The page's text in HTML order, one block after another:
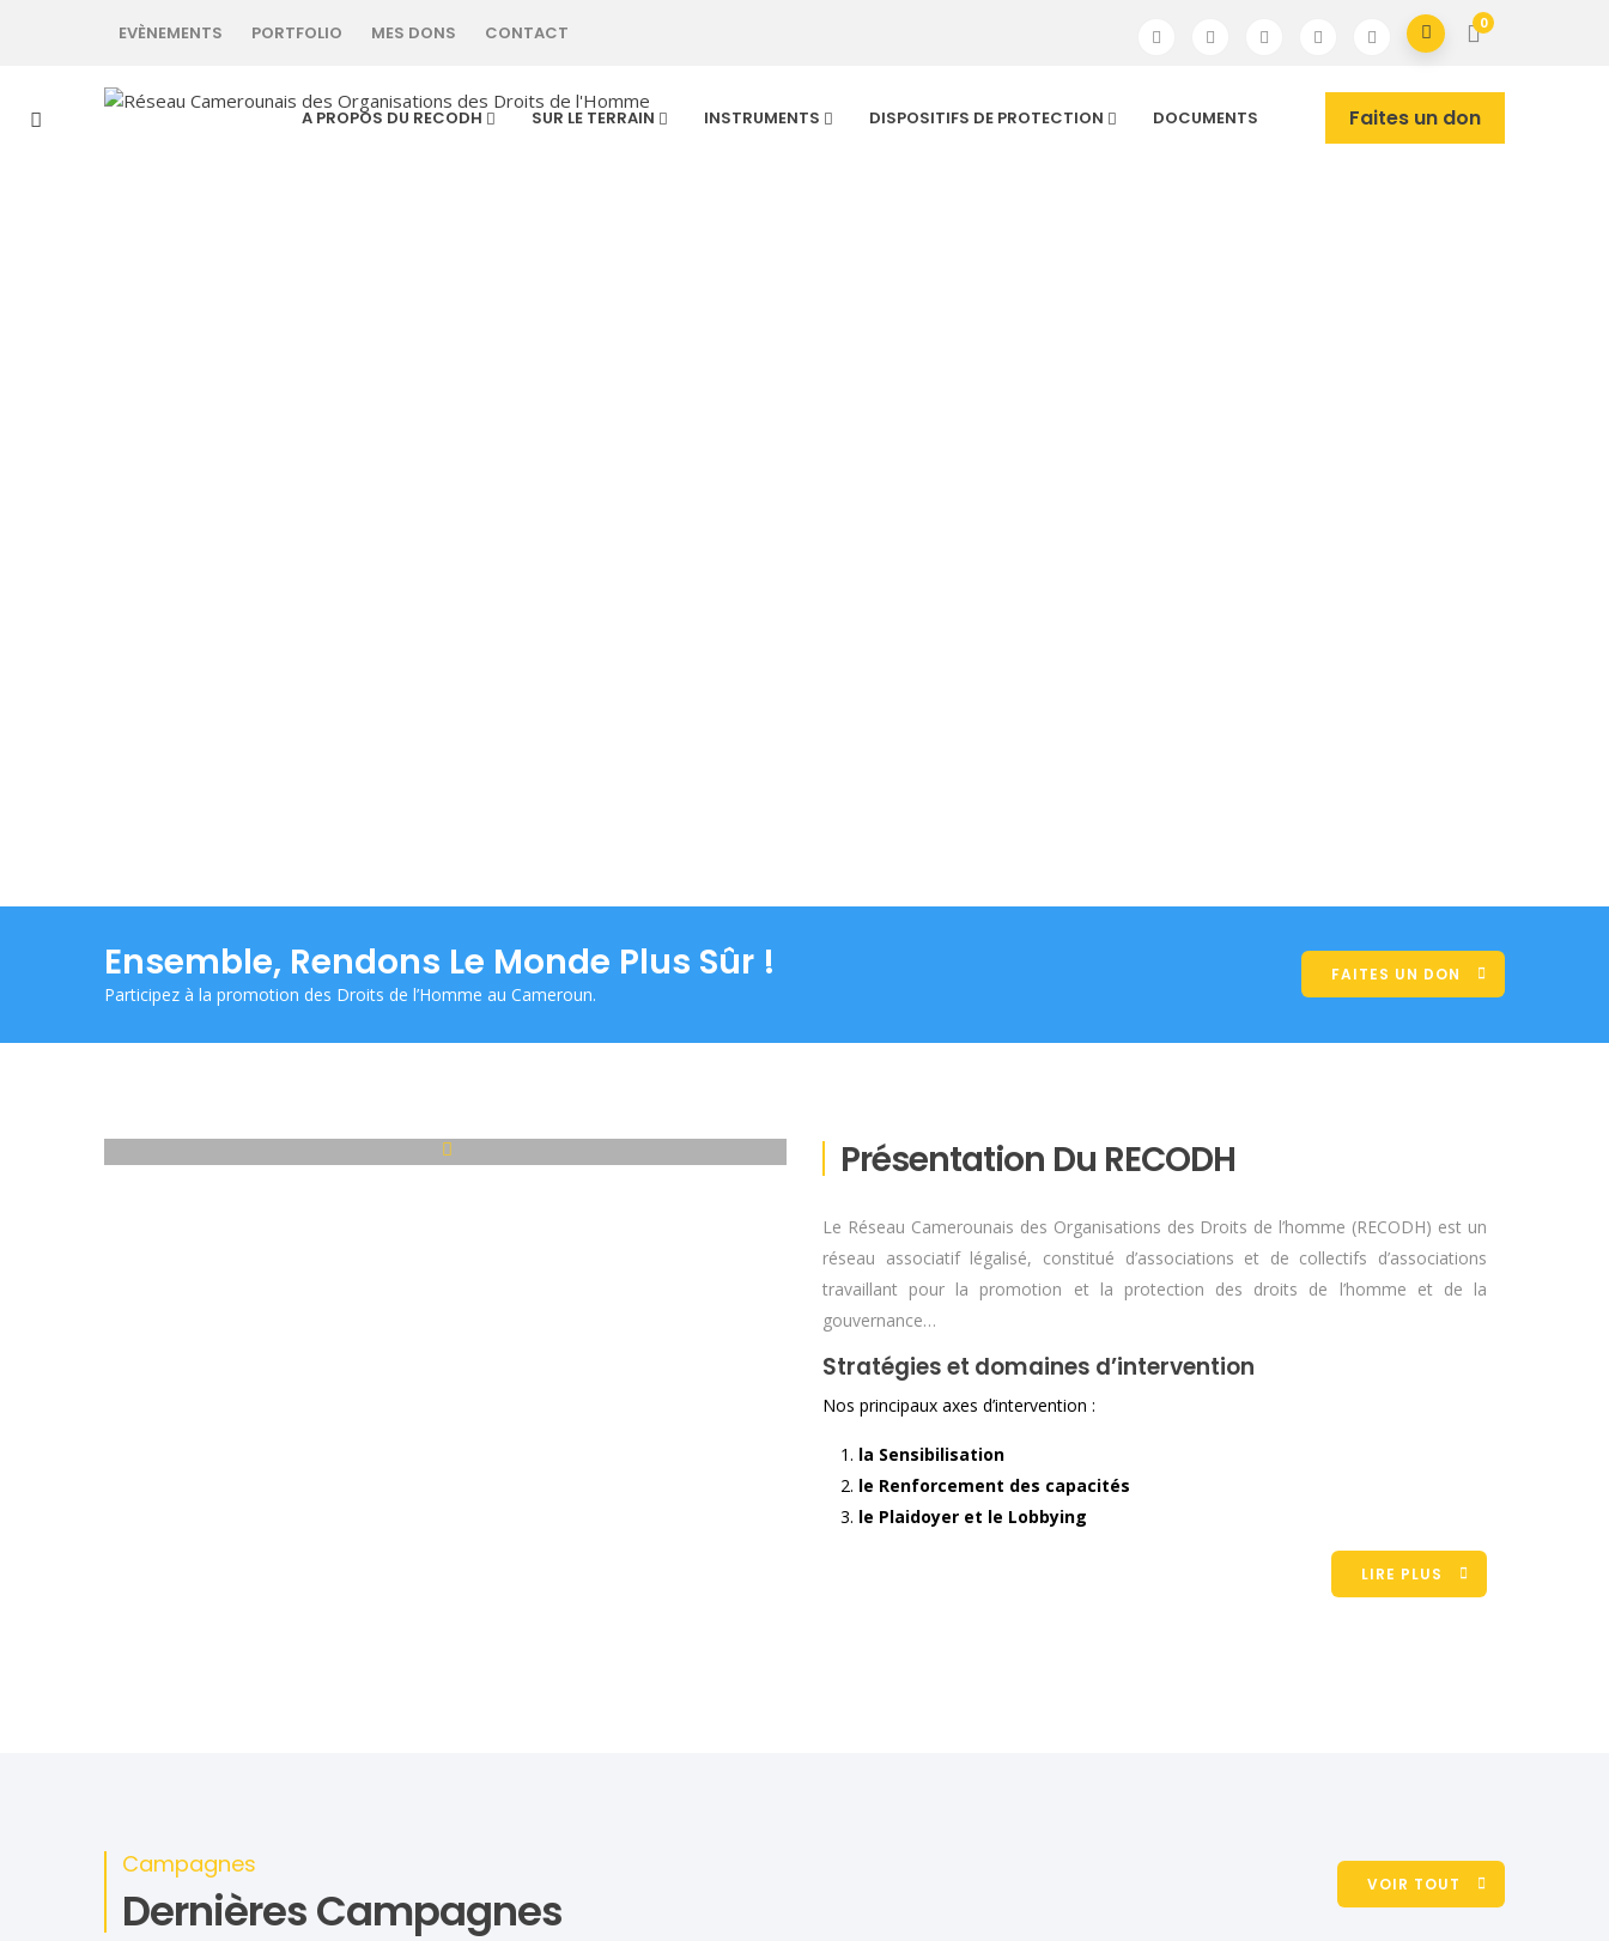
EVÈNEMENTS PORTFOLIO MES DONS CONTACT 0
A PROPOS DU RECODH SUR LE TERRAIN INSTRUMENTS DISPOSITIFS DE PROTECTION DOCUMENTS Faites un don
Ensemble, Rendons Le Monde Plus Sûr !
Participez à la promotion des Droits de l’Homme au Cameroun.
FAITES UN DON
Présentation Du RECODH
Le Réseau Camerounais des Organisations des Droits de l’homme (RECODH) est un
réseau associatif légalisé, constitué d’associations et de collectifs d’associations
travaillant pour la promotion et la protection des droits de l’homme et de la
gouvernance…
Stratégies et domaines d’intervention
Nos principaux axes d’intervention :
la Sensibilisation
le Renforcement des capacités
le Plaidoyer et le Lobbying
LIRE PLUS
Campagnes
Dernières Campagnes VOIR TOUT